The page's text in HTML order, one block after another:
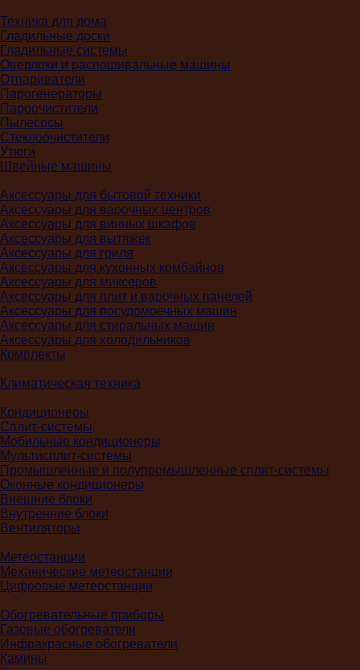
Техника для дома
Гладильные доски
Гладильные системы
Оверлоки и распошивальные машины
Отпариватели
Парогенераторы
Пароочистители
Пылесосы
Стеклоочистители
Утюги
Швейные машины
Аксессуары для бытовой техники
Аксессуары для варочных центров
Аксессуары для винных шкафов
Аксессуары для вытяжек
Аксессуары для гриля
Аксессуары для кухонных комбайнов
Аксессуары для миксеров
Аксессуары для плит и варочных панелей
Аксессуары для посудомоечных машин
Аксессуары для стиральных машин
Аксессуары для холодильников
Комплекты
Климатическая техника
Кондиционеры
Сплит-системы
Мобильные кондиционеры
Мультисплит-системы
Промышленные и полупромышленные сплит-системы
Оконные кондиционеры
Внешние блоки
Внутренние блоки
Вентиляторы
Метеостанции
Механические метеостанции
Цифровые метеостанции
Обогревательные приборы
Газовые обогреватели
Инфракрасные обогреватели
Камины